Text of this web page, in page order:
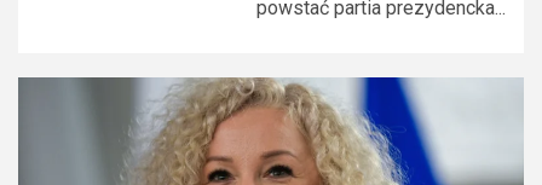
powstać partia prezydencka...